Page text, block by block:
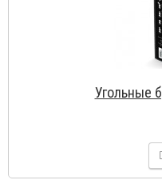
Угольные